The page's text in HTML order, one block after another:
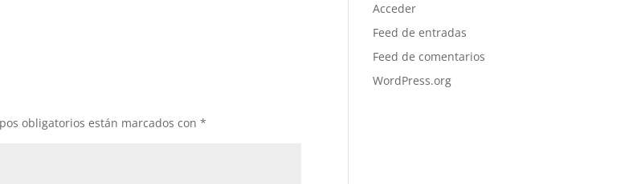
obligatorios están marcados con*
Acceder
Feed de entradas
Feed de comentarios
WordPress.org